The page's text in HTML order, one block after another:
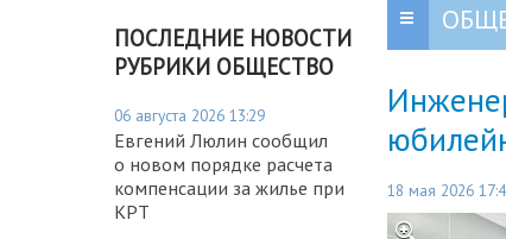
ПОСЛЕДНИЕ НОВОСТИ
РУБРИКИ ОБЩЕСТВО
06 августа 2026 13:29
Евгений Люлин сообщил
о новом порядке расчета
компенсации за жилье при
КРТ
18 мая 2026